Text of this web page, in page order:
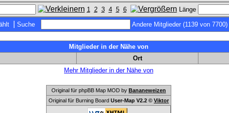
1 2 3 4 5 6 Länge
Suche Andere Mitglieder (1139 von 7700)
Mitglieder in der Nähe von
Ort
Mehr Mitglieder in der Nähe von
Original für phpBB Map MOD by Bananeweizen
Original für Burning Board User-Map V2.2 © Viktor